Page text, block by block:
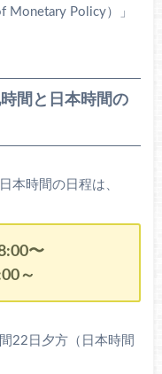
Monetary Policy）」
間と日本時間の
本時間の日程は、
〜
～
22日夕方（日本時間